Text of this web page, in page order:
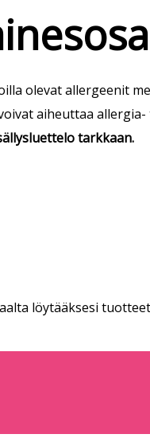
olevat allergeenit
aiheuttaa
tarkkaan.
löytääksesi